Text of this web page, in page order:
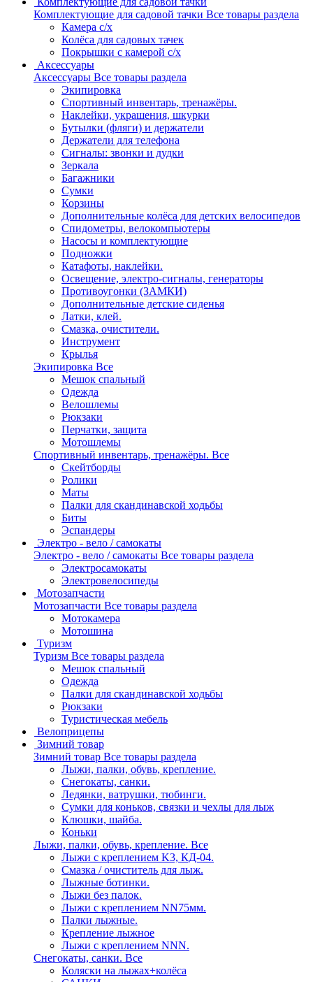
Комплектующие для садовой тачки Все товары раздела
Камера с/х
Колёса для садовых тачек
Покрышки с камерой с/х
Аксессуары
Аксессуары Все товары раздела
Экипировка
Спортивный инвентарь, тренажёры.
Наклейки, украшения, шкурки
Бутылки (фляги) и держатели
Держатели для телефона
Сигналы: звонки и дудки
Зеркала
Багажники
Сумки
Корзины
Дополнительные колёса для детских велосипедов
Спидометры, велокомпьютеры
Насосы и комплектующие
Подножки
Катафоты, наклейки.
Освещение, электро-сигналы, генераторы
Противоугонки (ЗАМКИ)
Дополнительные детские сиденья
Латки, клей.
Смазка, очистители.
Инструмент
Крылья
Экипировка Все
Мешок спальный
Одежда
Велошлемы
Рюкзаки
Перчатки, защита
Мотошлемы
Спортивный инвентарь, тренажёры. Все
Скейтборды
Ролики
Маты
Палки для скандинавской ходьбы
Биты
Эспандеры
Электро - вело / самокаты
Электро - вело / самокаты Все товары раздела
Электросамокаты
Электровелосипеды
Мотозапчасти
Мотозапчасти Все товары раздела
Мотокамера
Мотошина
Туризм
Туризм Все товары раздела
Мешок спальный
Одежда
Палки для скандинавской ходьбы
Рюкзаки
Туристическая мебель
Велоприцепы
Зимний товар
Зимний товар Все товары раздела
Лыжи, палки, обувь, крепление.
Снегокаты, санки.
Ледянки, ватрушки, тюбинги.
Сумки для коньков, связки и чехлы для лыж
Клюшки, шайба.
Коньки
Лыжи, палки, обувь, крепление. Все
Лыжи с креплением K3, КД-04.
Смазка / очиститель для лыж.
Лыжные ботинки.
Лыжи без палок.
Лыжи с креплением NN75мм.
Палки лыжные.
Крепление лыжное
Лыжи с креплением NNN.
Снегокаты, санки. Все
Коляски на лыжах+колёса